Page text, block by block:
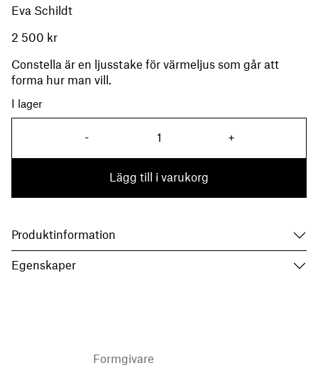
Eva Schildt
2 500 kr
Constella är en ljusstake för värmeljus som går att
forma hur man vill.
I lager
- Constella Large mässing
+
Lägg till i varukorg
Produktinformation
Egenskaper
Formgivare